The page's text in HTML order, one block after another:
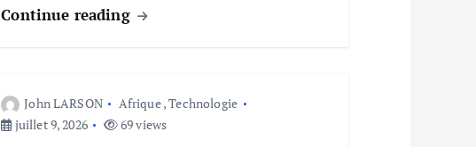
Continue reading
John LARSON Afrique,Technologie
juillet 9, 2026
69 views